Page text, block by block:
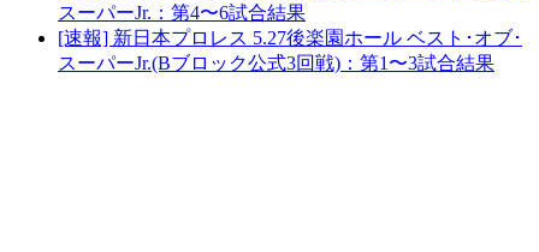
スーパーJr.：第4〜6試合結果
[速報] 新日本プロレス 5.27後楽園ホール ベスト･オブ･
スーパーJr.(Bブロック公式3回戦)：第1〜3試合結果